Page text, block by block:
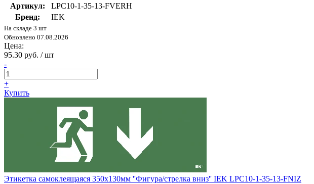
Артикул:
LPC10-1-35-13-FVERH
Бренд:
IEK
На складе 3 шт
Обновлено 07.08.2026
Цена:
95.30 руб. / шт
-
+
Купить
Этикетка самоклеящаяся 350х130мм ''Фигура/стрелка вниз'' IEK LPC10-1-35-13-FNIZ